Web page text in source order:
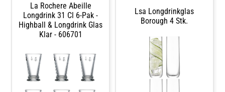
La Rochere Abeille
Longdrink 31 Cl 6-Pak -
Highball & Longdrink Glas
Klar - 606701
Lsa Longdrinkglas
Borough 4 Stk.